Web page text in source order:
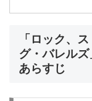
「ロック、
グ・バレル
あらすじ